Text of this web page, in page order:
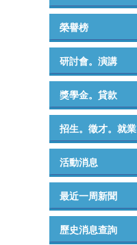
榮譽榜
研討會。演講
獎學金。貸款
招生。徵才。就業
活動消息
最近一周新聞
歷史消息查詢